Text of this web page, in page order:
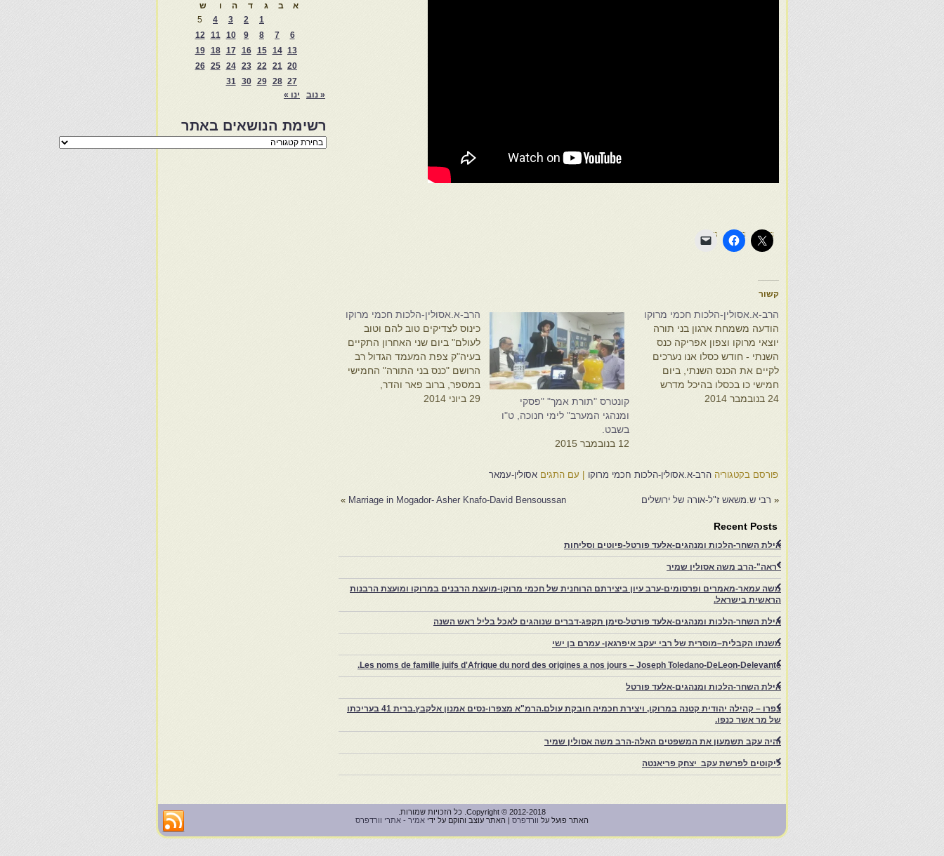
קשור
הרב-א.אסולין-הלכות חכמי מרוקו
הודעה משמחת ארגון בני תורה
יוצאי מרוקו וצפון אפריקה כנס
השנתי - חודש כסלו אנו נערכים
לקיים את הכנס השנתי, ביום
חמישי כו בכסלו בהיכל מדרש
24 בנובמבר 2014
קונטרס "תורת אמך" "פסקי
ומנהגי המערב" לימי חנוכה, ט"ו
בשבט.
12 בנובמבר 2015
הרב-א.אסולין-הלכות חכמי מרוקו
כינוס לצדיקים טוב להם וטוב
לעולם" ביום שני האחרון התקיים
בעיה"ק צפת המעמד הגדול רב
הרושם "כנס בני התורה" החמישי
במספר, ברוב פאר והדר,
בהשתתפות רבנים ואישי ציבור
29 ביוני 2014
פורסם בקטגוריה הרב-א.אסולין-הלכות חכמי מרוקו עם התגים אסולין-עמאר
« רבי ש.משאש ז"ל-אורה של ירושלים Marriage in Mogador- Asher Knafo-David Bensoussan
»
Recent Posts
אילת השחר-הלכות ומנהגים-אלעד פורטל-פיוטים וסליחות
"ראה"-הרב משה אסולין שמיר
משה עמאר-מאמרים ופרסומים-ערב עיון ביצירתם הרוחנית של חכמי מרוקו-מועצת הרבנים במרוקו ומועצת הרבנות
הראשית בישראל.
אילת השחר-הלכות ומנהגים-אלעד פורטל-סימן תקפג-דברים שנוהגים לאכל בליל ראש השנה
משנתו הקבלית–מוסרית של רבי יעקב איפרגאן- עמרם בן ישי
Les noms de famille juifs d'Afrique du nord des origines a nos jours – Joseph Toledano-DeLeon-Delevante.
אילת השחר-הלכות ומנהגים-אלעד פורטל
צפרו – קהילה יהודית קטנה במרוקו, ויצירת חכמיה חובקת עולם.הרמ"א מצפרו-נסים אמנון אלקבץ.ברית 41 בעריכתו
של מר אשר כנפו.
והיה עקב תשמעון את המשפטים האלה-הרב משה אסולין שמיר
ליקוטים לפרשת עקב יצחק פריאנטה
א
ב ג ד ה ו
ש
1
2
3
4
5
6
7
8
9
10
11
12
13
14
15
16
17
18
19
20
21
22
23
24
25
26
27
28
29
30
31
« נוב
ינו »
רשימת הנושאים באתר
רשימת
הנושאים
Copyright © 2012-2018. כל הזכויות שמורות.
האתר פועל על וורדפרס | האתר עוצב והוקם על ידי אמיר - אתרי וורדפרס